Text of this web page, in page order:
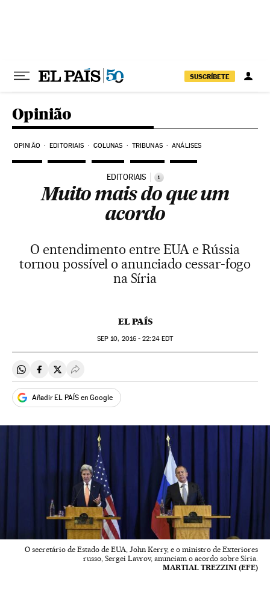
SUSCRÍBETE
Opinião
OPINIÃO EDITORIAIS COLUNAS TRIBUNAS ANÁLISES
EDITORIAIS i
Muito mais do que um
acordo
O entendimento entre EUA e Rússia
tornou possível o anunciado cessar-fogo
na Síria
EL PAÍS
SEP 10, 2016 - 22:24EDT
Compartir en Whatsapp
Compartir en Facebook
Compartir en Twitter
Desplegar Redes Sociales
Añadir EL PAÍS en Google
O secretário de Estado de EUA, John Kerry, e o ministro de Exteriores
russo, Sergei Lavrov, anunciam o acordo sobre Síria.
MARTIAL TREZZINI (EFE)